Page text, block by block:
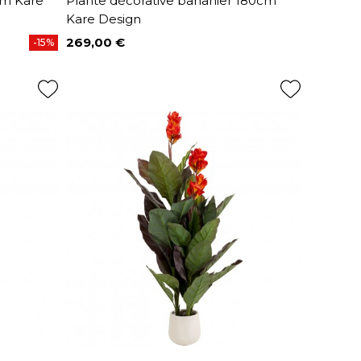
-15%
Kare Design
Prix
269,00 €